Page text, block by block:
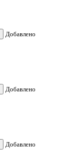
Добавлено
Добавлено
Добавлено